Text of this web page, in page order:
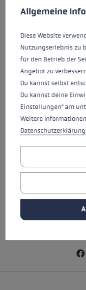
The Trail
for storing food
ALL FEATURES
SAFETY
This website uses
Allgemeine
Diese Website
Nutzungserlebnis zu
für den Betrieb der
Angebot zu
Du kannst selbst
Du kannst deine
Einstellungen" am
Weitere
Datenschutzerklärung